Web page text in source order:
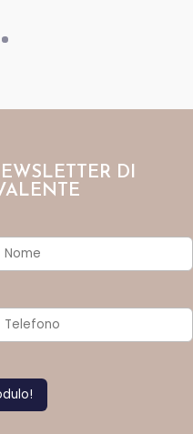
DI